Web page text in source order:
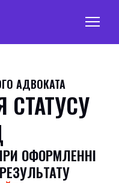
АДВОКАТА
ОФОРМЛЕННІ